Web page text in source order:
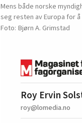
Mens både norske
seg resten av Europa for
Bjørn A. Grimstad
Roy Ervin
roy@lomedia.no